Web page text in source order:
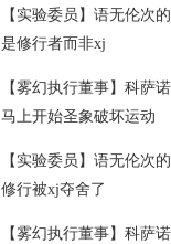
【实验委员】语无伦次
是修行者而非xj
【雾幻执行董事】科萨
马上开始圣象破坏运动
【实验委员】语无伦次
修行被xj夺舍了
【雾幻执行董事】科萨